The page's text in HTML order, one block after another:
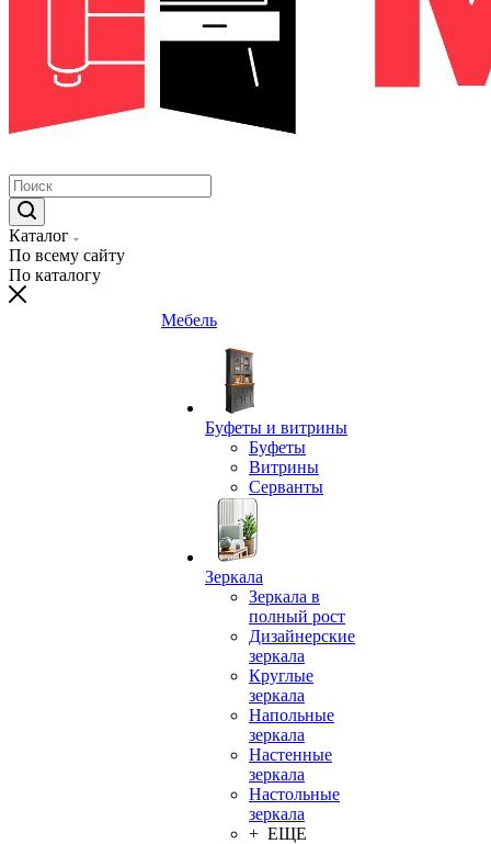
Каталог
По всему сайту
По каталогу
Мебель
Буфеты и витрины
Буфеты
Витрины
Серванты
Зеркала
Зеркала в
полный рост
Дизайнерские
зеркала
Круглые
зеркала
Напольные
зеркала
Настенные
зеркала
Настольные
зеркала
+ ЕЩЕ